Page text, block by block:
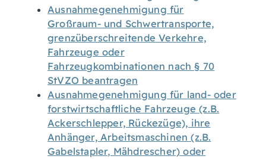
Ausnahmegenehmigung für
Großraum- und Schwertransporte,
grenzüberschreitende Verkehre,
Fahrzeuge oder
Fahrzeugkombinationen nach § 70
StVZO beantragen
Ausnahmegenehmigung für land- oder
forstwirtschaftliche Fahrzeuge (z.B.
Ackerschlepper, Rückezüge), ihre
Anhänger, Arbeitsmaschinen (z.B.
Gabelstapler, Mähdrescher) oder